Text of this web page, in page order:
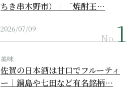
ちき串木野市）｜「焼酎王…
2026/07/09
No.
美味
佐賀の日本酒は甘口でフルーティ
ー｜鍋島や七田など有名銘柄…